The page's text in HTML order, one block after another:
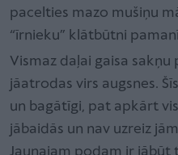
pacelties mazo mušiņu
“īrnieku” klātbūtni
Vismaz daļai gaisa sakņu
jāatrodas virs augsnes.
un bagātīgi, pat apkārt
jābaidās un nav uzreiz
Jaunajam podam ir jābūt